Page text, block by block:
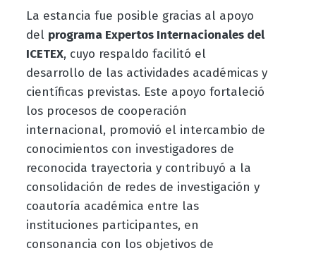
La estancia fue posible gracias al apoyo
del programa Expertos Internacionales del
ICETEX, cuyo respaldo facilitó el
desarrollo de las actividades académicas y
científicas previstas. Este apoyo fortaleció
los procesos de cooperación
internacional, promovió el intercambio de
conocimientos con investigadores de
reconocida trayectoria y contribuyó a la
consolidación de redes de investigación y
coautoría académica entre las
instituciones participantes, en
consonancia con los objetivos de